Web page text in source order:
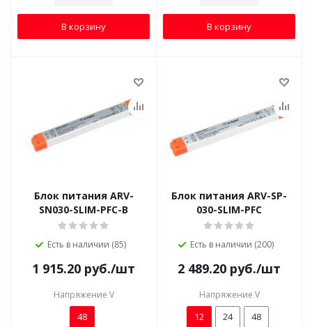
В корзину В корзину
Блок питания ARV-
SN030-SLIM-PFC-B
Есть в наличии (85)
1 915.20 руб./шт
Напряжение V
48
Блок питания ARV-SP-
030-SLIM-PFC
Есть в наличии (200)
2 489.20 руб./шт
Напряжение V
12 24 48